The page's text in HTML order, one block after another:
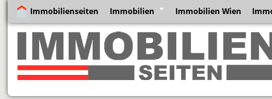
Immobilienseiten Immobilien Immobilien Wien